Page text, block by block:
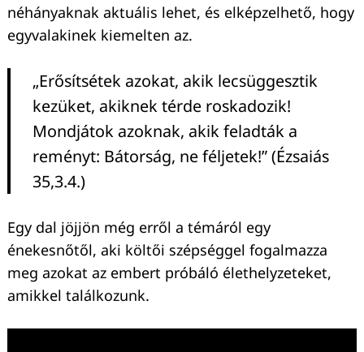
néhányaknak aktuális lehet, és elképzelhető, hogy
egyvalakinek kiemelten az.
„Erősítsétek azokat, akik lecsüggesztik
kezüket, akiknek térde roskadozik!
Mondjátok azoknak, akik feladták a
reményt: Bátorság, ne féljetek!” (Ézsaiás
35,3.4.)
Egy dal jöjjön még erről a témáról egy
énekesnőtől, aki költői szépséggel fogalmazza
meg azokat az embert próbáló élethelyzeteket,
amikkel találkozunk.